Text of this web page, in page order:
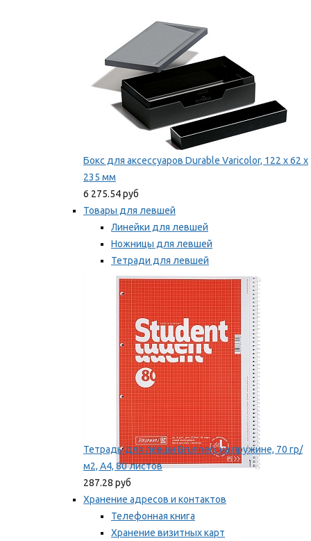
Бокс для аксессуаров Durable Varicolor, 122 x 62 x
235 мм
6 275.54 руб
Товары для левшей
Линейки для левшей
Ножницы для левшей
Тетради для левшей
Точилки для левшей
Мы рекомендуем
Тетрадь для левши Brunnen, на пружине, 70 гр/
м2, А4, 80 листов
287.28 руб
Хранение адресов и контактов
Телефонная книга
Хранение визитных карт